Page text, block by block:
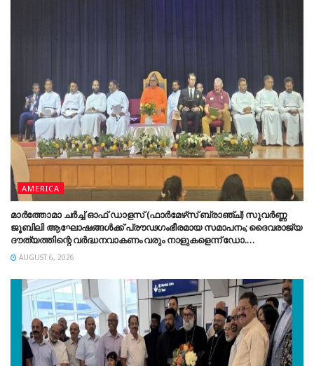
AMERICA
മാർത്തോമാ ചർച്ച് ഓഫ് ഡാളസ് (ഫാർമേഴ്‌സ് ബ്രാഞ്ച്) സുവർണ്ണ
ജൂബിലി ആഘോഷങ്ങൾക്ക് പ്രൗഢഗംഭീരമായ സമാപനം; ദൈവരാജ്യ
ദൗത്യത്തിന്റെ വർദ്ധനവാകണം വരും നാളുകളെന്ന് ഡോ.
തിയോഡോഷ്യസ് മാർത്തോമാ മെത്രാപ്പോലീത്ത
AUGUST 6, 2026